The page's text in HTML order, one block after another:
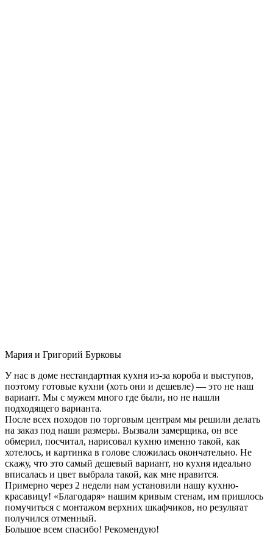
Мария и Григорий Бурковы
У нас в доме нестандартная кухня из-за короба и выступов,
поэтому готовые кухни (хоть они и дешевле) — это не наш
вариант. Мы с мужем много где были, но не нашли
подходящего варианта.
После всех походов по торговым центрам мы решили делать
на заказ под наши размеры. Вызвали замерщика, он все
обмерил, посчитал, нарисовал кухню именно такой, как
хотелось, и картинка в голове сложилась окончательно. Не
скажу, что это самый дешевый вариант, но кухня идеально
вписалась и цвет выбрала такой, как мне нравится.
Примерно через 2 недели нам установили нашу кухню-
красавицу! «Благодаря» нашим кривым стенам, им пришлось
помучиться с монтажом верхних шкафчиков, но результат
получился отменный.
Большое всем спасибо! Рекомендую!